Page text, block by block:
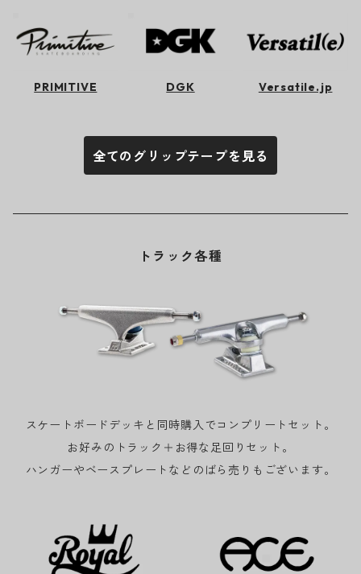
PRIMITIVE DGK Versatile.jp
全てのグリップテープを見る
トラック各種
スケートボードデッキと同時購入でコンプリートセット。
お好みのトラック＋お得な足回りセット。
ハンガーやベースプレートなどのばら売りもございます。